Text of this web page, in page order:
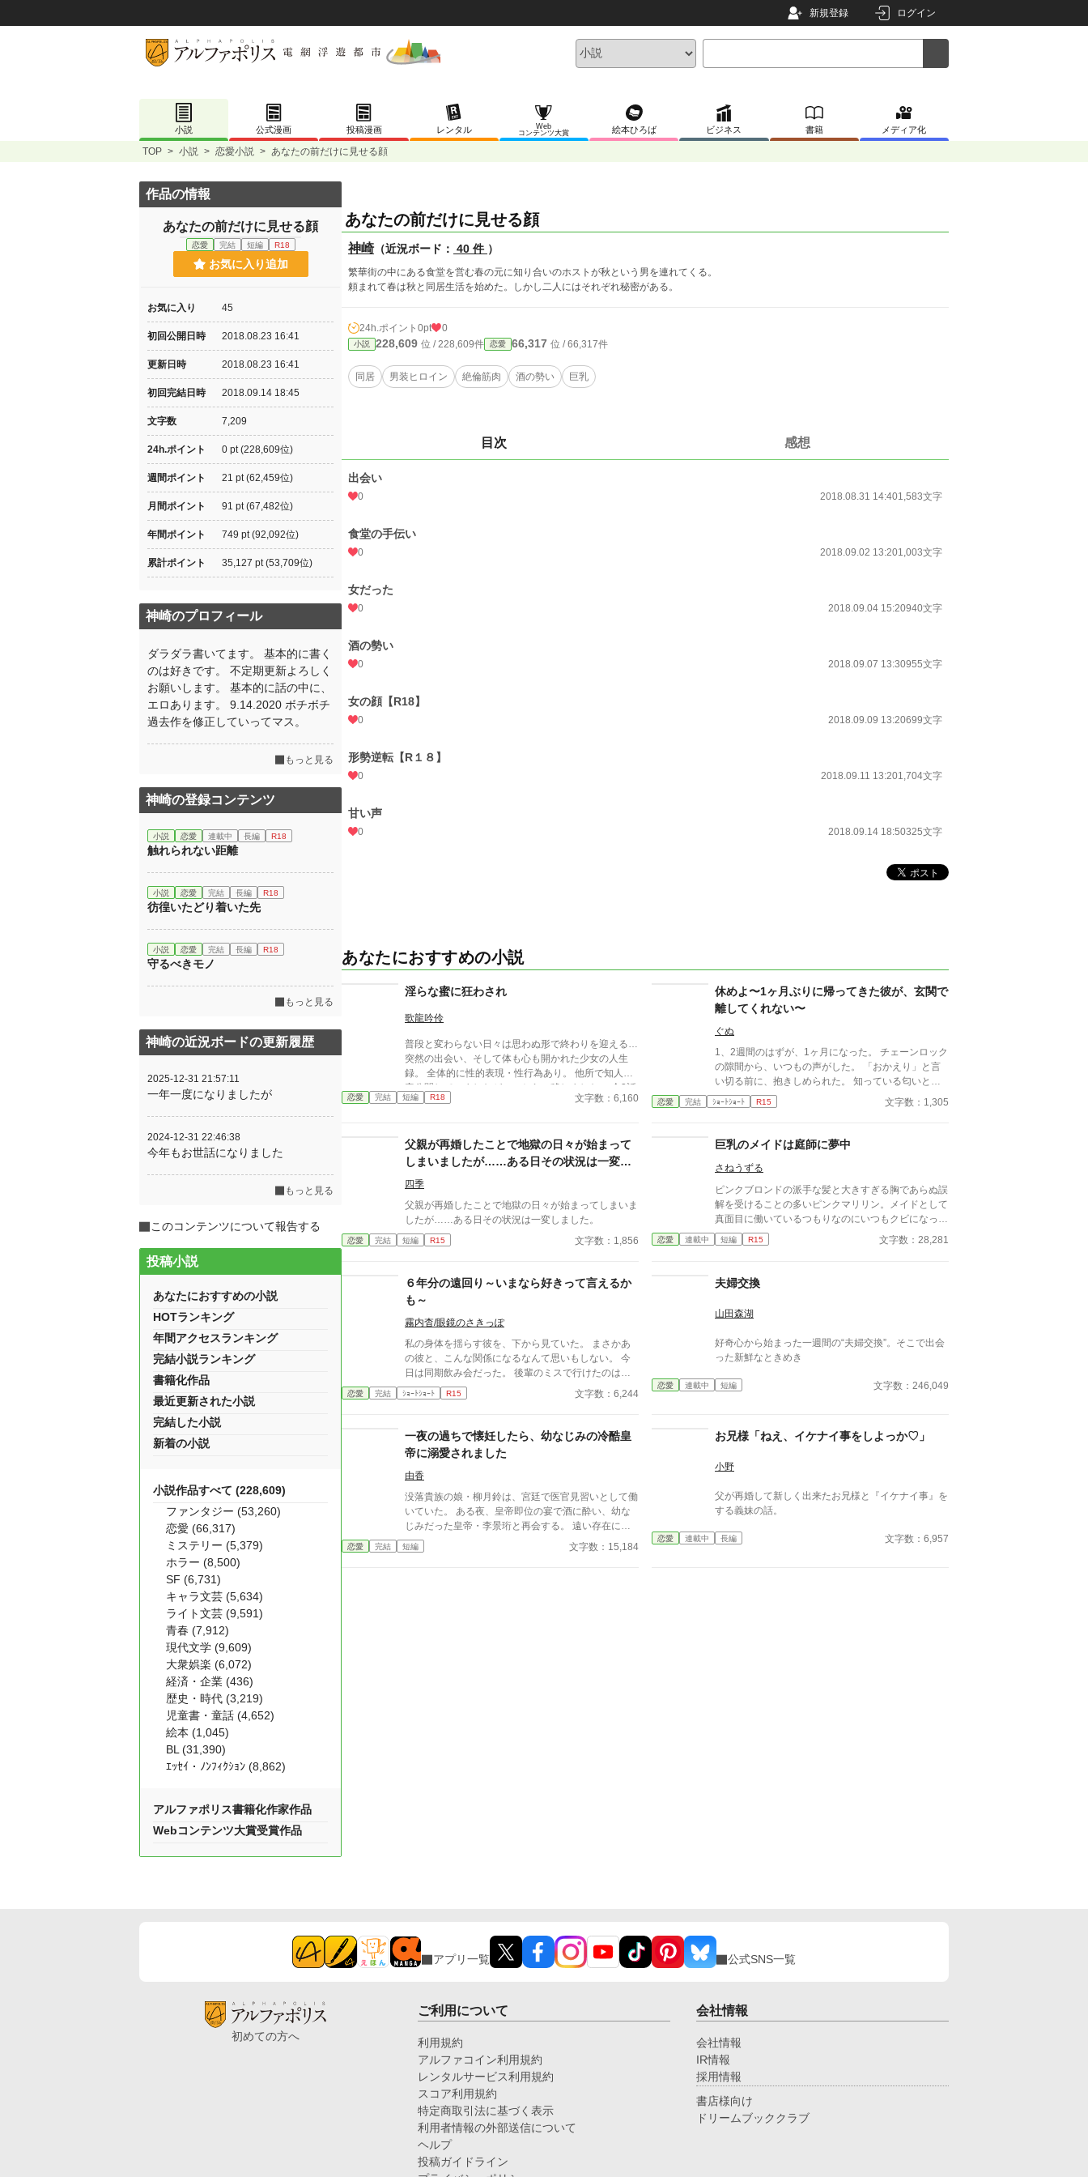
新規登録 ログイン
小説 公式漫画 投稿漫画 レンタル
Web
コンテンツ大賞
絵本ひろば ビジネス 書籍 メディア化
TOP > 小説 > 恋愛小説 > あなたの前だけに見せる顔
あなたの前だけに見せる顔
神崎（近況ボード： 40 件 ）
繁華街の中にある食堂を営む春の元に知り合いのホストが秋という男を連れてくる。
頼まれて春は秋と同居生活を始めた。しかし二人にはそれぞれ秘密がある。
24h.ポイント 0pt 0
小説 228,609 位 / 228,609件 恋愛 66,317 位 / 66,317件
同居 男装ヒロイン 絶倫筋肉 酒の勢い 巨乳
目次 感想
出会い
0 2018.08.31 14:401,583文字
食堂の手伝い
0 2018.09.02 13:201,003文字
女だった
0 2018.09.04 15:20940文字
酒の勢い
0 2018.09.07 13:30955文字
女の顔【R18】
0 2018.09.09 13:20699文字
形勢逆転【R１８】
0 2018.09.11 13:201,704文字
甘い声
0 2018.09.14 18:50325文字
あなたにおすすめの小説
淫らな蜜に狂わされ
歌龍吟伶
普段と変わらない日々は思わぬ形で終わりを迎える…
突然の出会い、そして体も心も開かれた少女の人生
録。 全体的に性的表現・性行為あり。 他所で知人限
定公開していましたが、こちらに移しました。 全3話
完結済みです。
恋愛 完結 短編 R18 文字数：6,160
休めよ〜1ヶ月ぶりに帰ってきた彼が、玄関で
離してくれない〜
ぐぬ
1、2週間のはずが、1ヶ月になった。 チェーンロック
の隙間から、いつもの声がした。 「おかえり」と言
い切る前に、抱きしめられた。 知っている匂いと、
知らない匂いが混じっていた。
恋愛 完結 ｼｮｰﾄｼｮｰﾄ R15 文字数：1,305
父親が再婚したことで地獄の日々が始まって
しまいましたが……ある日その状況は一変し
ました。
四季
父親が再婚したことで地獄の日々が始まってしまいま
したが……ある日その状況は一変しました。
恋愛 完結 短編 R15 文字数：1,856
巨乳のメイドは庭師に夢中
さねうずる
ピンクブロンドの派手な髪と大きすぎる胸であらぬ誤
解を受けることの多いピンクマリリン。メイドとして
真面目に働いているつもりなのにいつもクビになって
しまう。初恋もまだだった彼女がやっとの思いで雇っ
てもらえたお屋敷にいたのは、大きくて無口な庭師の
恋愛 連載中 短編 R15 文字数：28,281
６年分の遠回り～いまなら好きって言えるか
も～
霧内杳/眼鏡のさきっぽ
私の身体を揺らす彼を、下から見ていた。 まさかあ
の彼と、こんな関係になるなんて思いもしない。 今
日は同期飲み会だった。 後輩のミスで行けたのは本
当に最後。 飲み足りないという私に彼は付き合って
くれた。 彼とは入社当時、部署は違ったが同じ仕事
きだったんだと思う。 けれど仕事で負けたくないな
んて私のちっぽけなプライドのせいで、その一線は越
えられなかった。 でも、あれから変わった私な
ら……。 ****** 2021/05/29 公開 ****** 表紙 いも
こは妹pixivID:11163077
恋愛 完結 ｼｮｰﾄｼｮｰﾄ R15 文字数：6,244
夫婦交換
山田森湖
好奇心から始まった一週間の“夫婦交換”。そこで出会
った新鮮なときめき
恋愛 連載中 短編 文字数：246,049
一夜の過ちで懐妊したら、幼なじみの冷酷皇
帝に溺愛されました
由香
没落貴族の娘・柳月鈴は、宮廷で医官見習いとして働
いていた。 ある夜、皇帝即位の宴で酒に酔い、幼な
じみだった皇帝・李景珩と再会する。 遠い存在にな
ったはずの彼。 けれど、その夜をきっかけに月鈴の
運命は大きく動き出す。 冷酷と恐れられる皇帝が、
恋愛 完結 短編 文字数：15,184
お兄様「ねえ、イケナイ事をしよっか♡」
小野
父が再婚して新しく出来たお兄様と『イケナイ事』を
する義妹の話。
恋愛 連載中 長編 文字数：6,957
作品の情報
あなたの前だけに見せる顔
恋愛 完結 短編 R18
お気に入り追加
お気に入り 45
初回公開日時 2018.08.23 16:41
更新日時 2018.08.23 16:41
初回完結日時 2018.09.14 18:45
文字数 7,209
24h.ポイント 0 pt (228,609位)
週間ポイント 21 pt (62,459位)
月間ポイント 91 pt (67,482位)
年間ポイント 749 pt (92,092位)
累計ポイント 35,127 pt (53,709位)
神崎のプロフィール
ダラダラ書いてます。 基本的に書く
のは好きです。 不定期更新よろしく
お願いします。 基本的に話の中に、
エロあります。 9.14.2020 ボチボチ
過去作を修正していってマス。
もっと見る
神崎の登録コンテンツ
小説 恋愛 連載中 長編 R18
触れられない距離
小説 恋愛 完結 長編 R18
彷徨いたどり着いた先
小説 恋愛 完結 長編 R18
守るべきモノ
もっと見る
神崎の近況ボードの更新履歴
2025-12-31 21:57:11
一年一度になりましたが
2024-12-31 22:46:38
今年もお世話になりました
もっと見る
このコンテンツについて報告する
投稿小説
あなたにおすすめの小説
HOTランキング
年間アクセスランキング
完結小説ランキング
書籍化作品
最近更新された小説
完結した小説
新着の小説
小説作品すべて (228,609)
ファンタジー (53,260)
恋愛 (66,317)
ミステリー (5,379)
ホラー (8,500)
SF (6,731)
キャラ文芸 (5,634)
ライト文芸 (9,591)
青春 (7,912)
現代文学 (9,609)
大衆娯楽 (6,072)
経済・企業 (436)
歴史・時代 (3,219)
児童書・童話 (4,652)
絵本 (1,045)
BL (31,390)
ｴｯｾｲ・ﾉﾝﾌｨｸｼｮﾝ (8,862)
アルファポリス書籍化作家作品
Webコンテンツ大賞受賞作品
アプリ一覧 公式SNS一覧
初めての方へ
ご利用について
利用規約
アルファコイン利用規約
レンタルサービス利用規約
スコア利用規約
特定商取引法に基づく表示
利用者情報の外部送信について
ヘルプ
投稿ガイドライン
会社情報
会社情報
IR情報
採用情報
書店様向け
ドリームブッククラブ